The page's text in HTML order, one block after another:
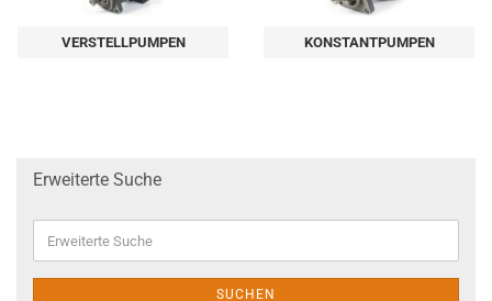
VERSTELLPUMPEN KONSTANTPUMPEN
Erweiterte Suche
Suche
SUCHEN